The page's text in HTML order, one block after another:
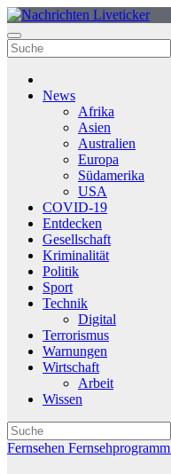
Zum
Inhalt
springen
News
Afrika
Asien
Australien
Europa
Südamerika
USA
COVID-19
Entdecken
Gesellschaft
Kriminalität
Politik
Sport
Technik
Digital
Terrorismus
Warnungen
Wirtschaft
Arbeit
Wissen
Fernsehen Fernsehprogramm